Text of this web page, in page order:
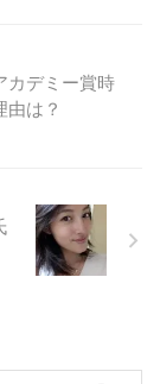
カデミー賞時
は？